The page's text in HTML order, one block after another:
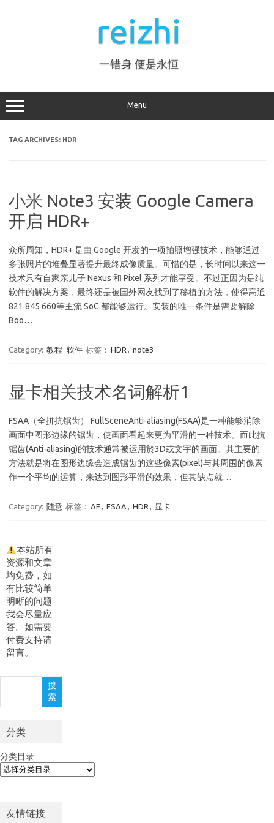
reizhi
一错身 便是永恒
Menu
TAG ARCHIVES: HDR
小米 Note3 安装 Google Camera
开启 HDR+
众所周知，HDR+ 是由 Google 开发的一项拍照增强技术，能够通过
多张照片的堆叠显著提升最终成像质量。可惜的是，长时间以来这一
技术只有自家亲儿子 Nexus 和 Pixel 系列才能享受。不过正因为是纯
软件的解决方案，最终还是被国外网友找到了移植的方法，使得高通
821 845 660等主流 SoC 都能够运行。安装的唯一条件是需要解除
Boo…
Category: 教程 软件 标签： HDR , note3
显卡相关技术名词解析1
FSAA（全拼抗锯齿） FullSceneAnti-aliasing(FSAA)是一种能够消除
画面中图形边缘的锯齿，使画面看起来更为平滑的一种技术。而此抗
锯齿(Anti-aliasing)的技术通常被运用於3D或文字的画面。其主要的
方法就是将在图形边缘会造成锯齿的这些像素(pixel)与其周围的像素
作一个平均的运算，来达到图形平滑的效果，但其缺点就…
Category: 随意 标签： AF, FSAA , HDR , 显卡
本站所有
资源和文章
均免费，如
有比较简单
明晰的问题
我会尽量应
答。如需要
付费支持请
留言。
搜
索
分类
分类目录
友情链接